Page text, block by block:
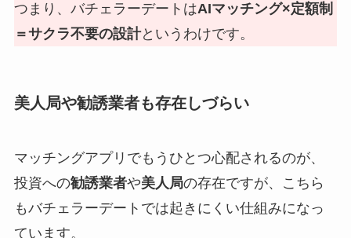
つまり、バチェラーデートはAIマッチング×定額制
＝サクラ不要の設計というわけです。
美人局や勧誘業者も存在しづらい
マッチングアプリでもうひとつ心配されるのが、
投資への勧誘業者や美人局の存在ですが、こちら
もバチェラーデートでは起きにくい仕組みになっ
ています。